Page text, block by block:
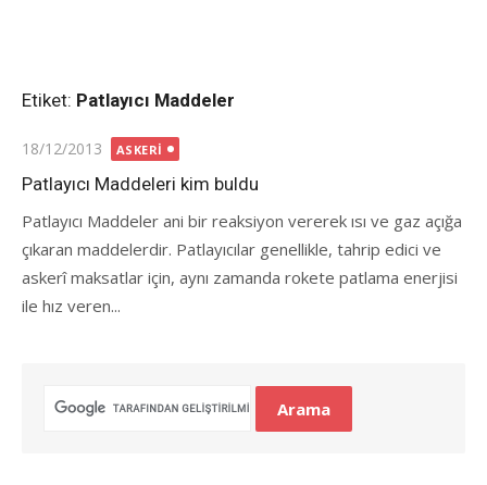
Etiket: Patlayıcı Maddeler
Posted
on
18/12/2013 ASKERI
Patlayıcı Maddeleri kim buldu
Patlayıcı Maddeler ani bir reaksiyon vererek ısı ve gaz açığa
çıkaran maddelerdir. Patlayıcılar genellikle, tahrip edici ve
askerî maksatlar için, aynı zamanda rokete patlama enerjisi
ile hız veren...